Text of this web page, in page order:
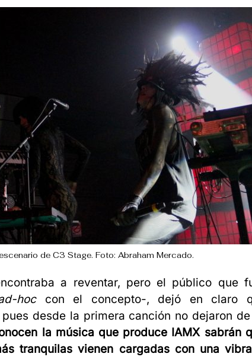
de C3 Stage. Foto: Abraham Mercado.
a reventar, pero el público que
hoccon el concepto-, dejó en claro
desde la primera canción no dejaron
la música que produce IAMX sabrán
tranquilas vienen cargadas con una